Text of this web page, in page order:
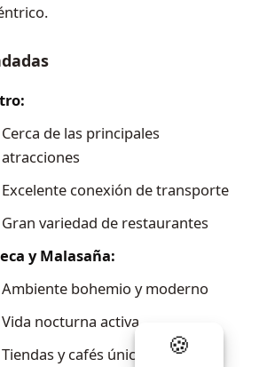
Cerca de las principales
atracciones
Excelente conexión de transporte
Gran variedad de restaurantes
y Malasaña:
Ambiente bohemio y moderno
Vida nocturna activa
Tiendas y cafés únicos